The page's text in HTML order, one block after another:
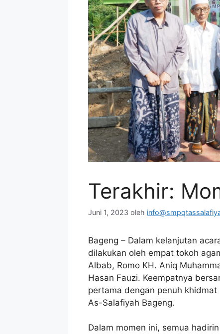
Terakhir:
Juni 1, 2023 oleh
Bageng – Dalam kelanjutan
dilakukan oleh empat tokoh
Albab, Romo KH. Aniq
Hasan Fauzi. Keempatnya
pertama dengan penuh
As-Salafiyah Bageng.
Dalam momen ini, semua